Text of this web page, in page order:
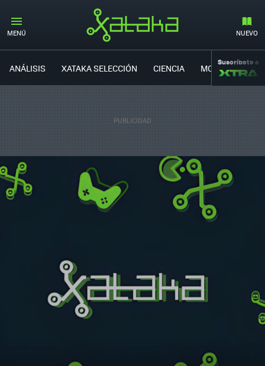
MENÚ NUEVO
ANÁLISIS XATAKA SELECCIÓN CIENCIA MOVILIDAD
Suscríbete a